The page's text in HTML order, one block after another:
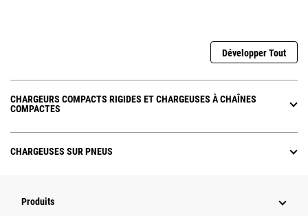
Développer Tout
CHARGEURS COMPACTS RIGIDES ET CHARGEUSES À CHAÎNES
COMPACTES
CHARGEUSES SUR PNEUS
Produits